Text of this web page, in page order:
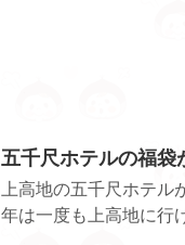
五千尺ホテルの福袋
上高地の五千尺ホテ
年は一度も上高地に行